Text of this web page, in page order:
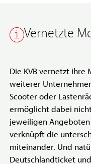
Vernetzte
Die KVB vernetzt
weiterer
Scooter oder
ermöglicht dabei
jeweiligen
verknüpft die
miteinander. Und
Deutschlandticket